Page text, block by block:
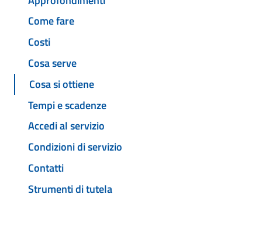
Come fare
Costi
Cosa serve
Cosa si ottiene
Tempi e scadenze
Accedi al servizio
Condizioni di servizio
Contatti
Strumenti di tutela